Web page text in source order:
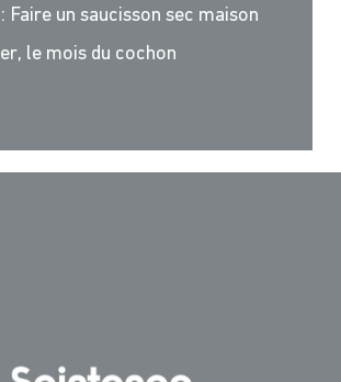
Faire un saucisson sec maison
le mois du cochon